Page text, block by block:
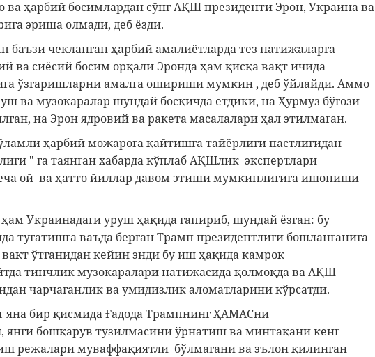
ва ҳарбий босимлардан сўнг АҚШ президенти Эрон, Украина ва
эриша олмади, деб ёзди.
баъзи чекланган ҳарбий амалиётларда тез натижаларга
ва сиёсий босим орқали Эронда ҳам қисқа вақт ичида
ўзгаришларни амалга ошириши мумкин , деб ўйлайди. Аммо
ва музокаралар шундай босқичда етдики, на Ҳурмуз бўғози
на Эрон ядровий ва ракета масалалари ҳал этилмаган.
ҳарбий можарога қайтишга тайёрлиги пастлигидан
" га таянган хабарда кўплаб АҚШлик экспертлари
ой ва ҳатто йиллар давом этиши мумкинлигига ишониши
Украинадаги уруш ҳақида гапириб, шундай ёзган: бу
тугатишга ваъда берган Трамп президентлиги бошланганига
ўтганидан кейин энди бу иш ҳақида камроқ
тинчлик музокаралари натижасида қолмоқда ва АҚШ
чарчаганлик ва умидизлик аломатларини кўрсатди.
яна бир қисмида Ғадода Трампнинг ҲАМАСни
янги бошқарув тузилмасини ўрнатиш ва минтақани кенг
режалари муваффақиятли бўлмагани ва эълон қилинган